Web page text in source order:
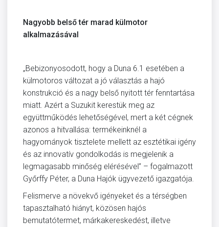
Nagyobb belső tér marad külmotor
alkalmazásával
„Bebizonyosodott, hogy a Duna 6.1 esetében a
külmotoros változat a jó választás a hajó
konstrukció és a nagy belső nyitott tér fenntartása
miatt. Azért a Suzukit kerestük meg az
együttműködés lehetőségével, mert a két cégnek
azonos a hitvallása: termékeinknél a
hagyományok tisztelete mellett az esztétikai igény
és az innovatív gondolkodás is megjelenik a
legmagasabb minőség elérésével” – fogalmazott
Győrffy Péter, a Duna Hajók ügyvezető igazgatója.
Felismerve a növekvő igényeket és a térségben
tapasztalható hiányt, közösen hajós
bemutatótermet, márkakereskedést, illetve